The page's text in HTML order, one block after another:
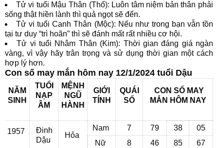
Tử vi tuổi Mậu Thân (Thổ): Luôn tâm niệm bản thân phải
sống thật hiền lành thì quả ngọt sẽ đến.
Tử vi tuổi Canh Thân (Mộc): Nếu như trong bạn vẫn tồn
tại tư duy “trì hoãn” thì sẽ đánh mất rất nhiều cơ hội.
Tử vi tuổi Nhâm Thân (Kim): Thời gian đáng giá ngàn
vàng, vì vậy hãy trân trọng và sử dụng thời gian một cách
hợp lý hơn.
Con số may mắn hôm nay 12/1/2024 tuổi Dậu
NĂM
SINH
TUỔI
NẠP
ÂM
MỆNH
NGŨ
HÀNH
GIỚI
TÍNH
QUÁI
SỐ
CON SỐ MAY
MẮN HÔM NAY
1957
Đinh
Dậu
Hỏa
Nam 7 79 38
05
Nữ
8 46 85 67